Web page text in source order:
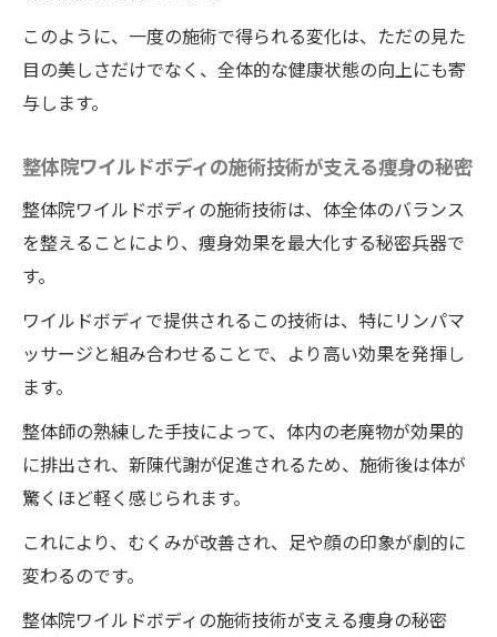
このように、一度の施術で得られる変化は、ただの見た
目の美しさだけでなく、全体的な健康状態の向上にも寄
与します。
整体院ワイルドボディの施術技術が支える痩身の秘密
整体院ワイルドボディの施術技術は、体全体のバランス
を整えることにより、痩身効果を最大化する秘密兵器で
す。
ワイルドボディで提供されるこの技術は、特にリンパマ
ッサージと組み合わせることで、より高い効果を発揮し
ます。
整体師の熟練した手技によって、体内の老廃物が効果的
に排出され、新陳代謝が促進されるため、施術後は体が
驚くほど軽く感じられます。
これにより、むくみが改善され、足や顔の印象が劇的に
変わるのです。
整体院ワイルドボディの施術技術が支える痩身の秘密